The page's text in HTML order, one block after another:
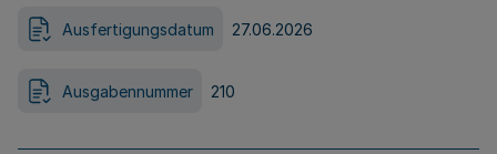
Ausfertigungsdatum 27.06.2026
Ausgabennummer 210